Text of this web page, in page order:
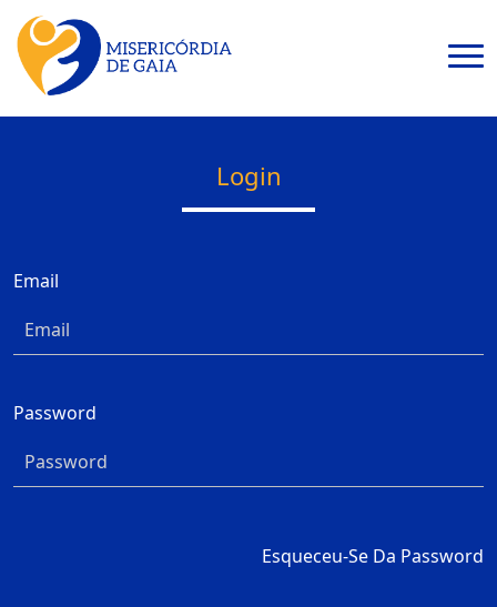
Login
Email
Password
Esqueceu-Se Da Password